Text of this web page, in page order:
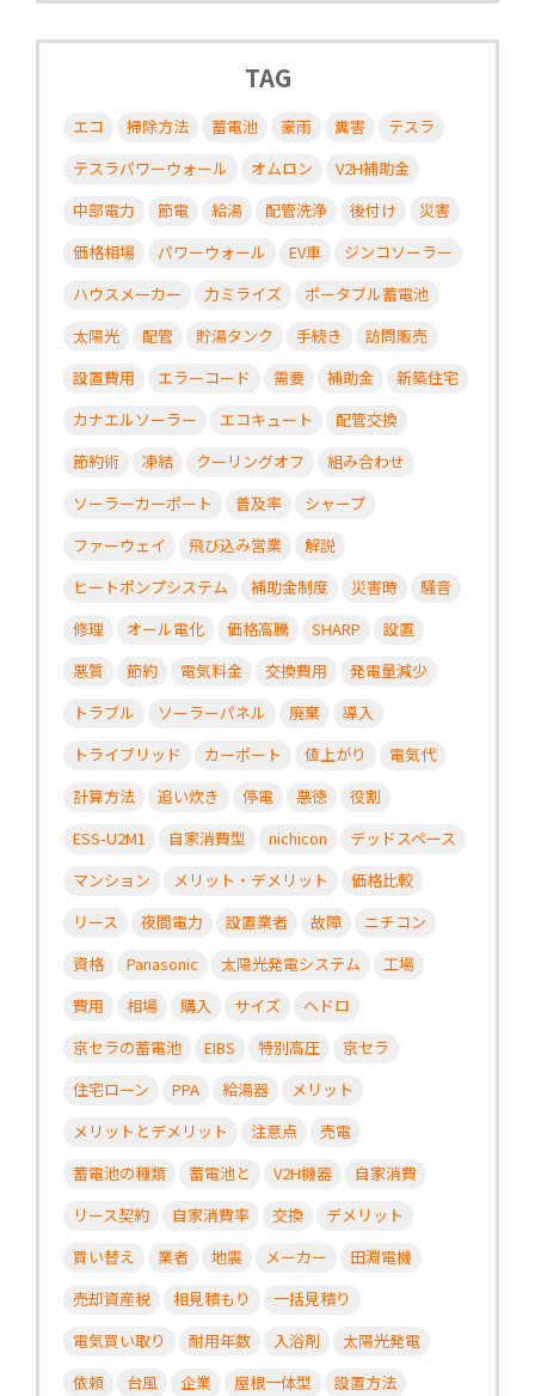
TAG
エコ 掃除方法 蓄電池 豪雨 糞害
テスラ
テスラパワーウォール
オムロン
V2H補助金
中部電力
節電 給湯 配管洗浄 後付け
災害
価格相場
パワーウォール EV車
ジンコソーラー
ハウスメーカー
力ミライズ
ポータブル蓄電池
太陽光
配管 貯湯タンク 手続き
訪問販売
設置費用
エラーコード 需要 補助金
新築住宅
カナエルソーラー
エコキュート
配管交換
節約術
凍結 クーリングオフ
組み合わせ
ソーラーカーポート
普及率
シャープ
ファーウェイ
飛び込み営業
解説
ヒートポンプシステム
補助金制度 災害時
騒音
修理
オール電化 価格高騰 SHARP
設置
悪質
節約 電気料金 交換費用
発電量減少
トラブル
ソーラーパネル 廃棄
導入
トライブリッド
カーポート 値上がり
電気代
計算方法
追い炊き 停電 悪徳
役割
ESS-U2M1
自家消費型 nichicon
デッドスペース
マンション
メリット・デメリット
価格比較
リース
夜間電力 設置業者 故障
ニチコン
資格
Panasonic 太陽光発電システム
工場
費用
相場 購入 サイズ
ヘドロ
京セラの蓄電池
EIBS 特別高圧
京セラ
住宅ローン
PPA 給湯器
メリット
メリットとデメリット
注意点
売電
蓄電池の種類
蓄電池と V2H機器
自家消費
リース契約
自家消費率 交換
デメリット
買い替え
業者 地震 メーカー
田淵電機
売却資産税
相見積もり
一括見積り
電気買い取り
耐用年数 入浴剤
太陽光発電
依頼
台風 企業 屋根一体型
設置方法